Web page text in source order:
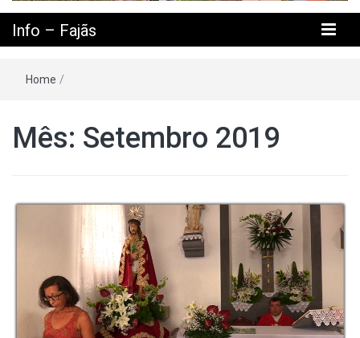
Info – Fajãs
Home /
Mês: Setembro 2019